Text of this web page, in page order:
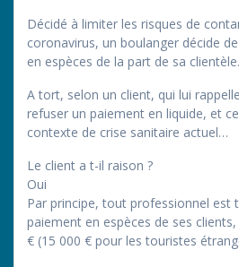
Décidé à limiter les risques de
coronavirus, un boulanger décide
en espèces de la part de sa clientèle.
A tort, selon un client, qui lui
refuser un paiement en liquide, et
contexte de crise sanitaire actuel…
Le client a t-il raison ?
Oui
Par principe, tout professionnel est
paiement en espèces de ses
€ (15 000 € pour les touristes